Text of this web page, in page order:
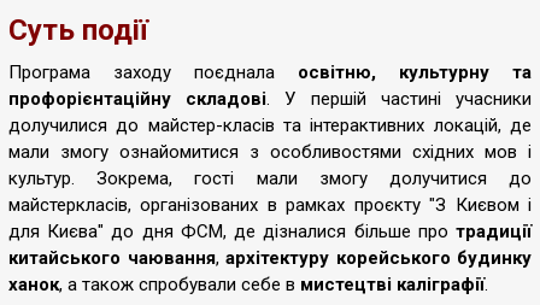
Суть події
Програма заходу поєднала освітню, культурну та
профорієнтаційну складові. У першій частині учасники
долучилися до майстер-класів та інтерактивних локацій, де
мали змогу ознайомитися з особливостями східних мов і
культур. Зокрема, гості мали змогу долучитися до
майстеркласів, організованих в рамках проєкту "З Києвом і
для Києва" до дня ФСМ, де дізналися більше про традиції
китайського чаювання, архітектуру корейського будинку
ханок, а також спробували себе в мистецтві каліграфії.